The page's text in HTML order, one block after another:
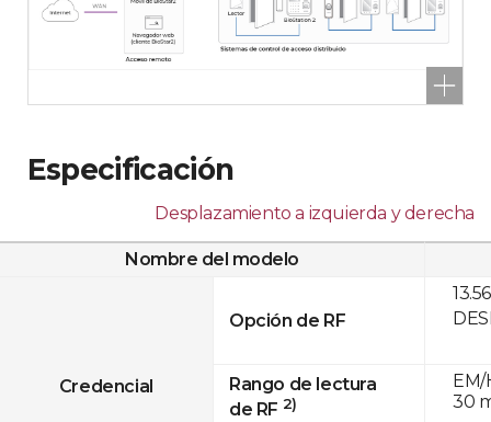
Especificación
Desplazamiento a izquierda y derecha
Nombre del modelo
Credencial
Opción de RF
Rango de lectura
de RF 2)
EM/
30